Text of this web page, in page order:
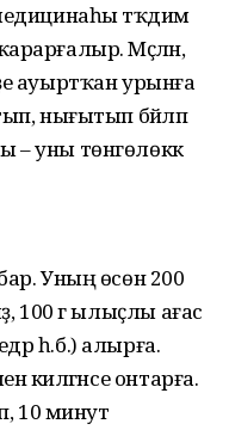
тәҡдим
Мәҫә­лән,
ауыртҡан урынға
нығытып бәйләп
уны төнгөлөккә
Уның өсөн 200
100 г ылыҫлы ағас
һ.б.) алырға.
килгәнсе онтарға.
10 минут